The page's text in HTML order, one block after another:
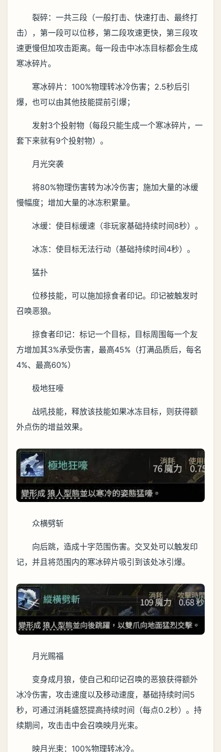
裂碎：一共三段（一般打击、快速打击、最终打
击），第一段可以位移，第二段攻速更快，第三段攻
速更慢但加攻击距离。每一段击中冰冻目标都会生成
寒冰碎片。
寒冰碎片：100%物理转冰冷伤害；2.5秒后引
爆，也可以由其他技能提前引爆；
发射3个投射物（每段只能生成一个寒冰碎片，一
套下来就有9个投射物）。
月光突袭
将80%物理伤害转为冰冷伤害；施加大量的冰缓
慢幅度；增加大量的冰冻积累量。
冰缓：使目标缓速（非玩家基础持续时间8秒）。
冰冻：使目标无法行动（基础持续时间4秒）。
猛扑
位移技能，可以施加掠食者印记。印记被触发时
召唤恶狼。
掠食者印记：标记一个目标，目标周围每一个友
方增加其3%承受伤害，最高45%（打满品质后，每名
4%、最高60%）
极地狂嚎
战吼技能，释放该技能如果冰冻目标，则获得额
外点伤的增益效果。
众横劈斩
向后跳，造成十字范围伤害。交叉处可以触发印
记，并且将范围内的寒冰碎片吸引到该处冰引爆。
月光赐福
变身成月狼，使自己和印记召唤的恶狼获得额外
冰冷伤害，攻击速度以及移动速度，基础持续时间5
秒，可通过消耗盛怒提高持续时间（每点0.2秒）。持
续期间，攻击击中会召唤映月光束。
映月光束：100%物理转冰冷。